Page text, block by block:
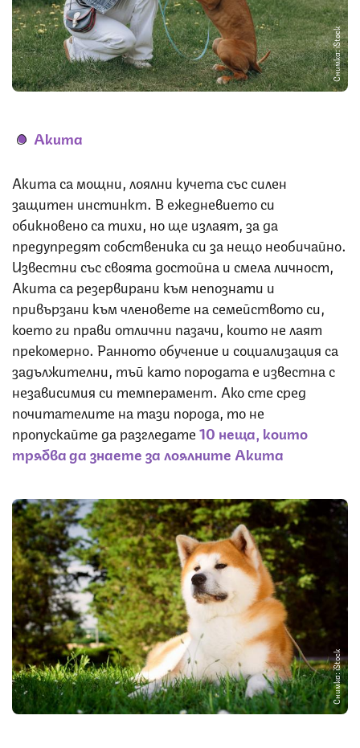
Снимка: iStock
Акита
Акита са мощни, лоялни кучета със силен
защитен инстинкт. В ежедневието си
обикновено са тихи, но ще излаят, за да
предупредят собственика си за нещо необичайно.
Известни със своята достойна и смела личност,
Акита са резервирани към непознати и
привързани към членовете на семейството си,
което ги прави отлични пазачи, които не лаят
прекомерно. Ранното обучение и социализация са
задължителни, тъй като породата е известна с
независимия си темперамент. Ако сте сред
почитателите на тази порода, то не
пропускайте да разгледате10 неща, които
трябва да знаете за лоялните Акита
Снимка: iStock